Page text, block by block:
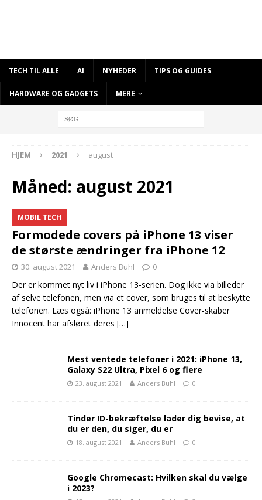
TECH TIL ALLE AI NYHEDER TIPS OG GUIDES
HARDWARE OG GADGETS MERE
HJEM 2021 august
Måned: august 2021
MOBIL TECH
Formodede covers på iPhone 13 viser
de største ændringer fra iPhone 12
30. august 2021 Anders Buhl 0
Der er kommet nyt liv i iPhone 13-serien. Dog ikke via billeder
af selve telefonen, men via et cover, som bruges til at beskytte
telefonen. Læs også: iPhone 13 anmeldelse Cover-skaber
Innocent har afsløret deres […]
Mest ventede telefoner i 2021: iPhone 13,
Galaxy S22 Ultra, Pixel 6 og flere
23. august 2021 Anders Buhl 0
Tinder ID-bekræftelse lader dig bevise, at
du er den, du siger, du er
18. august 2021 Anders Buhl 0
Google Chromecast: Hvilken skal du vælge
i 2023?